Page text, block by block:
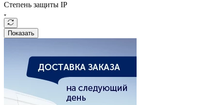
Степень защиты IP
Показать